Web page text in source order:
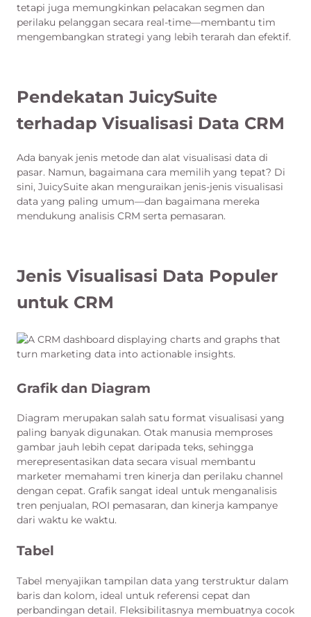
tetapi juga memungkinkan pelacakan segmen dan
perilaku pelanggan secara real-time—membantu tim
mengembangkan strategi yang lebih terarah dan efektif.
Pendekatan JuicySuite
terhadap Visualisasi Data CRM
Ada banyak jenis metode dan alat visualisasi data di
pasar. Namun, bagaimana cara memilih yang tepat? Di
sini, JuicySuite akan menguraikan jenis-jenis visualisasi
data yang paling umum—dan bagaimana mereka
mendukung analisis CRM serta pemasaran.
Jenis Visualisasi Data Populer
untuk CRM
Grafik dan Diagram
Diagram merupakan salah satu format visualisasi yang
paling banyak digunakan. Otak manusia memproses
gambar jauh lebih cepat daripada teks, sehingga
merepresentasikan data secara visual membantu
marketer memahami tren kinerja dan perilaku channel
dengan cepat. Grafik sangat ideal untuk menganalisis
tren penjualan, ROI pemasaran, dan kinerja kampanye
dari waktu ke waktu.
Tabel
Tabel menyajikan tampilan data yang terstruktur dalam
baris dan kolom, ideal untuk referensi cepat dan
perbandingan detail. Fleksibilitasnya membuatnya cocok